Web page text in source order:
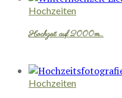
Hochzeiten
Hochzeit auf 2000m…
Hochzeiten